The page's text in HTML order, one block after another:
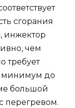
сгорания
инжектор
чем
требует
минимум до
большой
перегревом.